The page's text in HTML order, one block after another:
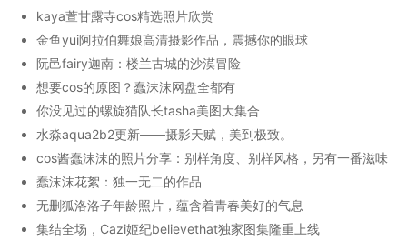
kaya萱甘露寺cos精选照片欣赏
金鱼yui阿拉伯舞娘高清摄影作品，震撼你的眼球
阮邑fairy迦南：楼兰古城的沙漠冒险
想要cos的原图？蠢沫沫网盘全都有
你没见过的螺旋猫队长tasha美图大集合
水淼aqua2b2更新——摄影天赋，美到极致。
cos酱蠢沫沫的照片分享：别样角度、别样风格，另有一番滋味
蠢沫沫花絮：独一无二的作品
无删狐洛洛子年龄照片，蕴含着青春美好的气息
集结全场，Cazi姬纪believethat独家图集隆重上线